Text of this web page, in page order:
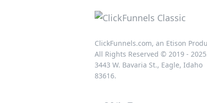
ClickFunnels.com, an Etison
All Rights Reserved © 2019 -
3443 W. Bavaria St., Eagle, Idaho
83616.